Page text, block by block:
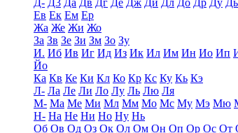
Д- Д3 Да Дв Дг Де Дж Ди Дл До Др Ду
Ев Ек Ем Ер
Жа Же Жи Жо
За Зв Зе Зи Зм Зо Зу
И. Иб Ив Иг Ид Из Ик Ил Им Ин Ио Ип
Йо
Ка Кв Ке Ки Кл Ко Кр Кс Ку Кь Кэ
Л- Ла Ле Ли Ло Лу Ль Лю Ля
М- Ма Ме Ми Мл Мм Мо Мс Му Мэ Мю
Н- На Не Ни Но Ну Нь
Об Ов Од Оз Ок Ол Ом Он Оп Ор Ос От